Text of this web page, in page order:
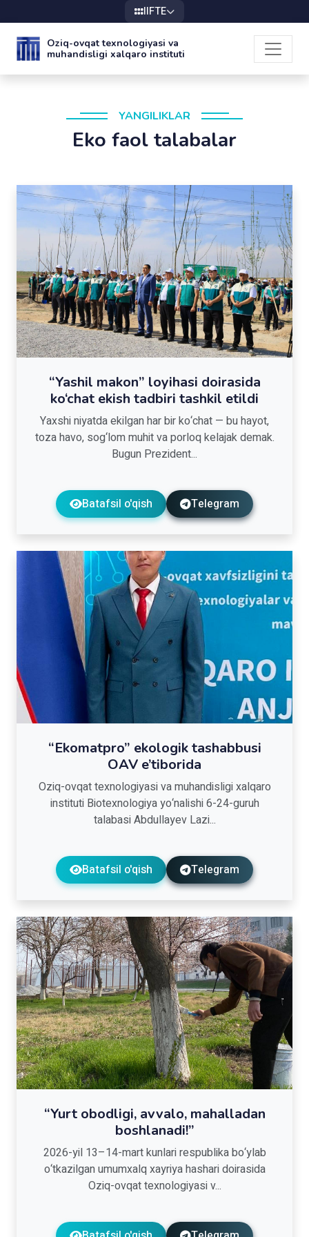
IIFTE
Oziq-ovqat texnologiyasi va
muhandisligi xalqaro instituti
YANGILIKLAR
Eko faol talabalar
“Yashil makon” loyihasi doirasida
ko‘chat ekish tadbiri tashkil etildi
Yaxshi niyatda ekilgan har bir ko‘chat — bu hayot,
toza havo, sog‘lom muhit va porloq kelajak demak.
Bugun Prezident...
Batafsil o'qish Telegram
“Ekomatpro” ekologik tashabbusi
OAV e’tiborida
Oziq-ovqat texnologiyasi va muhandisligi xalqaro
instituti Biotexnologiya yo‘nalishi 6-24-guruh
talabasi Abdullayev Lazi...
Batafsil o'qish Telegram
“Yurt obodligi, avvalo, mahalladan
boshlanadi!”
2026-yil 13–14-mart kunlari respublika bo‘ylab
o‘tkazilgan umumxalq xayriya hashari doirasida
Oziq-ovqat texnologiyasi v...